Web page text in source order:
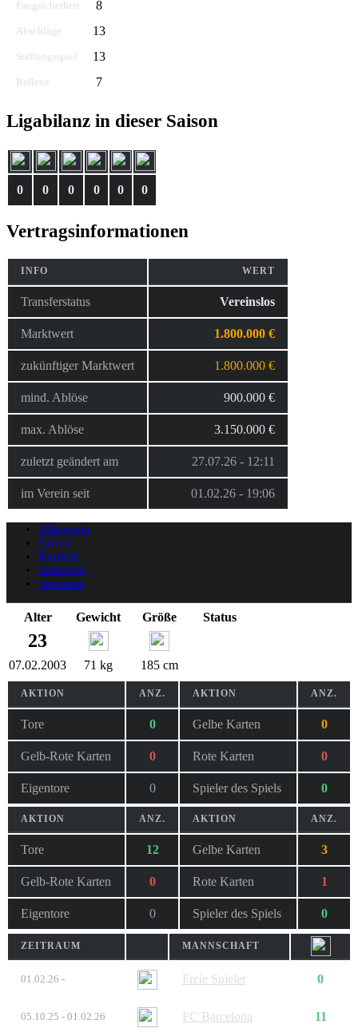
Fangsicherheit 8
Abschläge 13
Stellungsspiel 13
Reflexe 7
Ligabilanz in dieser Saison
0 0 0 0 0 0
Vertragsinformationen
INFO WERT
Transferstatus Vereinslos
Marktwert 1.800.000 €
zukünftiger Marktwert 1.800.000 €
mind. Ablöse 900.000 €
max. Ablöse 3.150.000 €
zuletzt geändert am 27.07.26 - 12:11
im Verein seit 01.02.26 - 19:06
Allgemein
Saison
Karriere
Stationen
Transfers
Alter
23
07.02.2003
Gewicht
71 kg
Größe
185 cm
Status
AKTION ANZ. AKTION ANZ.
Tore 0 Gelbe Karten 0
Gelb-Rote Karten 0 Rote Karten 0
Eigentore 0 Spieler des Spiels 0
AKTION ANZ. AKTION ANZ.
Tore 12 Gelbe Karten 3
Gelb-Rote Karten 0 Rote Karten 1
Eigentore 0 Spieler des Spiels 0
ZEITRAUM MANNSCHAFT
01.02.26 - Freie Spieler 0
05.10.25 - 01.02.26 FC Barcelona 11